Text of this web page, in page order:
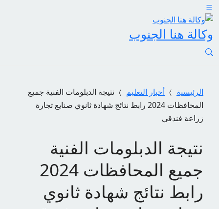
وكالة هنا الجنوب
الرئيسية أخبار التعليم
نتيجة الدبلومات الفنية جميع
المحافظات 2024 رابط نتائج شهادة ثانوي صنايع تجارة
زراعة فندقي
نتيجة الدبلومات الفنية
جميع المحافظات 2024
رابط نتائج شهادة ثانوي